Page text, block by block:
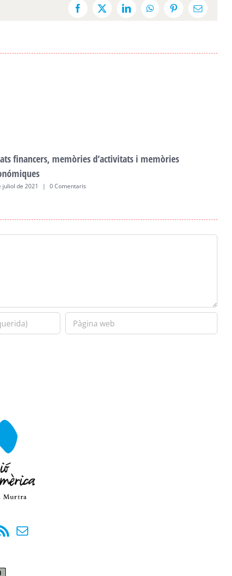
Facebook
X LinkedInWhatsAppPinterestEmail:
financers, memòries d’activitats i memòries
juliol de 2021 | 0 Comentaris